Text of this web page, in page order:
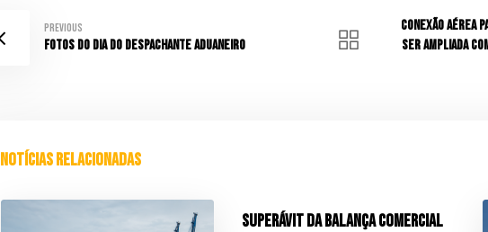
Previous
Fotos do Dia do Despachante Aduaneiro
Conexão aérea
ser ampliada
Notícias relacionadas
Superávit da balança comercial